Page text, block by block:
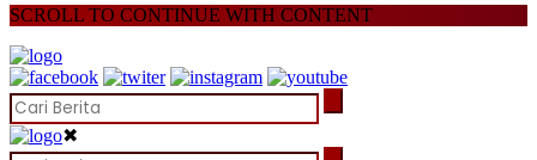
SCROLL TO CONTINUE WITH CONTENT
✖